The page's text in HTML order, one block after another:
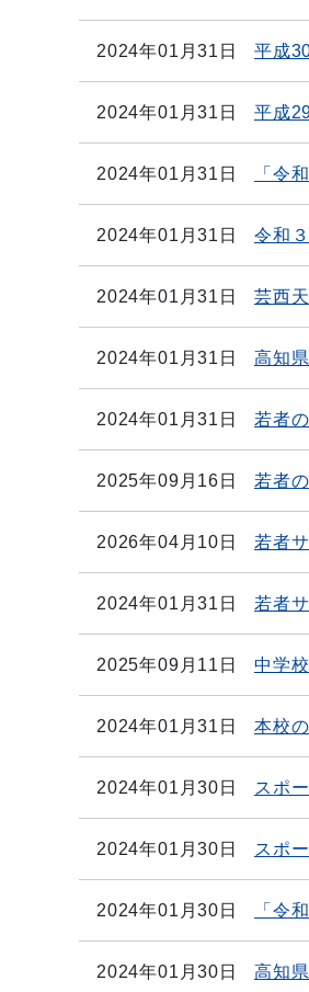
2024年01月31日 平成
2024年01月31日 平成
2024年01月31日 「令
2024年01月31日 令和
2024年01月31日 芸西
2024年01月31日 高知
2024年01月31日 若者
2025年09月16日 若者
2026年04月10日 若者
2024年01月31日 若者
2025年09月11日 中学
2024年01月31日 本校
2024年01月30日 スポ
2024年01月30日 スポ
2024年01月30日 「令
2024年01月30日 高知